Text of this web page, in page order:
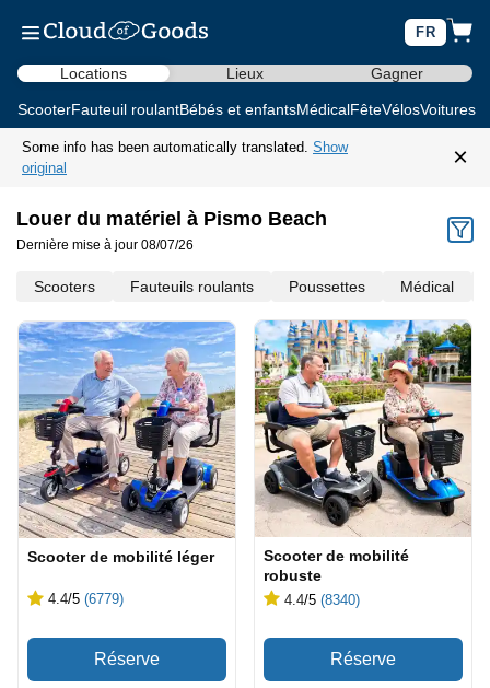
FR
Locations Lieux Gagner
ScooterFauteuil roulantBébés et enfantsMédicalFêteVélosVoitures
Some info has been automatically translated. Show
original
×
Louer du matériel à Pismo Beach
Dernière mise à jour 08/07/26
Scooters Fauteuils roulants Poussettes Médical
Scooter de mobilité léger
4.4/5 (6779)
Scooter de mobilité
robuste
4.4/5 (8340)